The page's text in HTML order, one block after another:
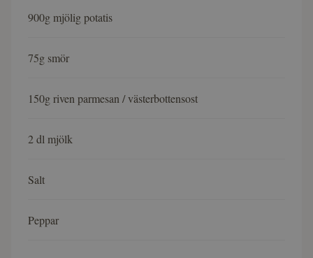
900g mjölig potatis
75g smör
150g riven parmesan / västerbottensost
2 dl mjölk
Salt
Peppar